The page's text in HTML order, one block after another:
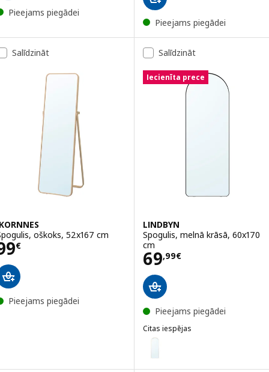
Pieejams piegādei
Pieejams piegādei
Salīdzināt
oškoks, 52x167 cm
€ 99€
Pieejams piegādei
Salīdzināt
Iecienīta prece
LINDBYN
Spogulis, melnā krāsā, 60x170
cm
69,99€
Cena 69,99€
Pieejams piegādei
Citas iespējas
LINDBYN
Variants: LINDBYN, Spogulis,